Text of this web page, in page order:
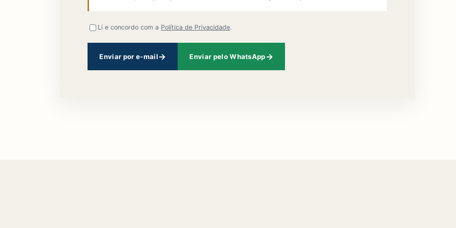
Li e concordo com a Política de Privacidade.
Enviar por e-mail Enviar pelo WhatsApp